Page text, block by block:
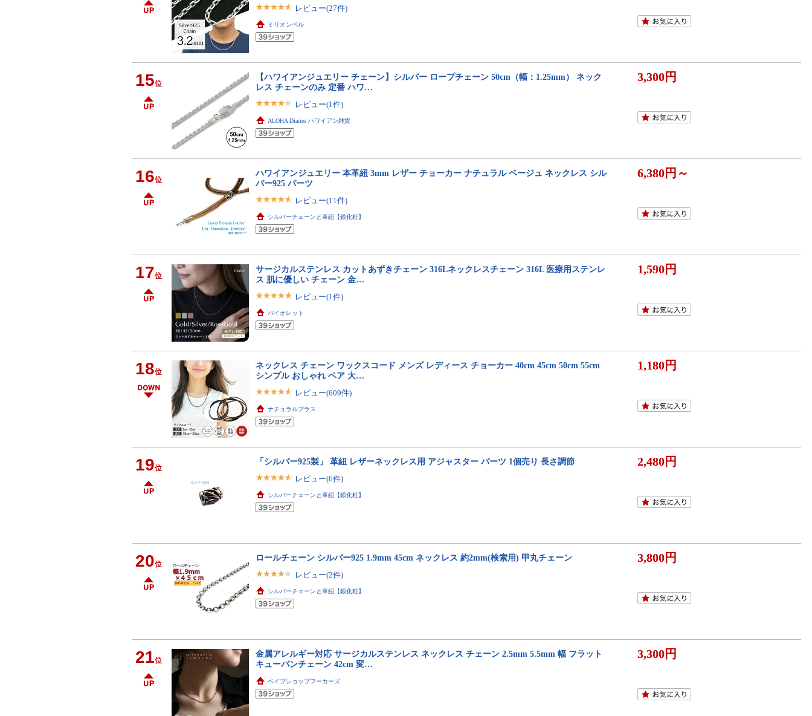
レビュー(27件)
ミリオンベル
15位
【ハワイアンジュエリー チェーン】シルバー ロープチェーン 50cm（幅：1.25mm） ネック
レス チェーンのみ 定番 ハワ…
レビュー(1件)
ALOHA Diaries ハワイアン雑貨
3,300円
16位
ハワイアンジュエリー 本革紐 3mm レザー チョーカー ナチュラル ベージュ ネックレス シル
バー925 パーツ
レビュー(11件)
シルバーチェーンと革紐【銀化粧】
6,380円～
17位
サージカルステンレス カットあずきチェーン 316Lネックレスチェーン 316L 医療用ステンレ
ス 肌に優しい チェーン 金…
レビュー(1件)
バイオレット
1,590円
18位
ネックレス チェーン ワックスコード メンズ レディース チョーカー 40cm 45cm 50cm 55cm
シンプル おしゃれ ペア 大…
レビュー(609件)
ナチュラルプラス
1,180円
19位
「シルバー925製」 革紐 レザーネックレス用 アジャスター パーツ 1個売り 長さ調節
レビュー(6件)
シルバーチェーンと革紐【銀化粧】
2,480円
20位
ロールチェーン シルバー925 1.9mm 45cm ネックレス 約2mm(検索用) 甲丸チェーン
レビュー(2件)
シルバーチェーンと革紐【銀化粧】
3,800円
21位
金属アレルギー対応 サージカルステンレス ネックレス チェーン 2.5mm 5.5mm 幅 フラット
キューバンチェーン 42cm 変…
ベイプショップフーカーズ
3,300円